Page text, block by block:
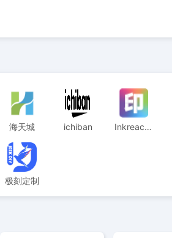
海天城 ichiban Inkreach印美达
极刻定制